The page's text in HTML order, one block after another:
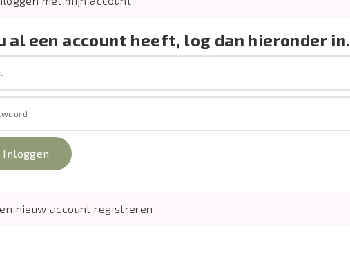
al een account heeft, log dan hieronder in.
Inloggen
nieuw account registreren